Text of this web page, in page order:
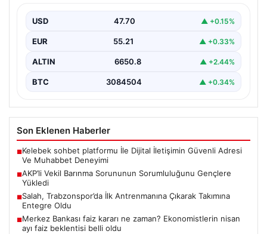
Kurulu'nda yapılan tartışmalarla bir kez daha gündeme…
USD 47.70 ▲ +0.15%
EUR 55.21 ▲ +0.33%
ALTIN 6650.8 ▲ +2.44%
BTC 3084504 ▲ +0.34%
Son Eklenen Haberler
■Kelebek sohbet platformu İle Dijital İletişimin Güvenli Adresi
Ve Muhabbet Deneyimi
■AKP’li Vekil Barınma Sorununun Sorumluluğunu Gençlere
Yükledi
■Salah, Trabzonspor’da İlk Antrenmanına Çıkarak Takımına
Entegre Oldu
■Merkez Bankası faiz kararı ne zaman? Ekonomistlerin nisan
ayı faiz beklentisi belli oldu